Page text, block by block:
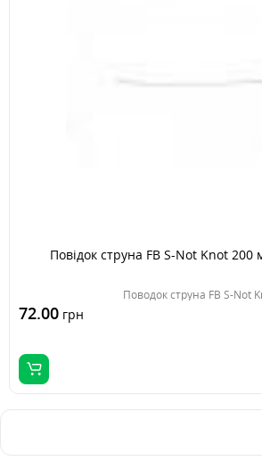
Повідок струна FB S-Not Knot
Поводок струна FB S-Not
72.00 грн